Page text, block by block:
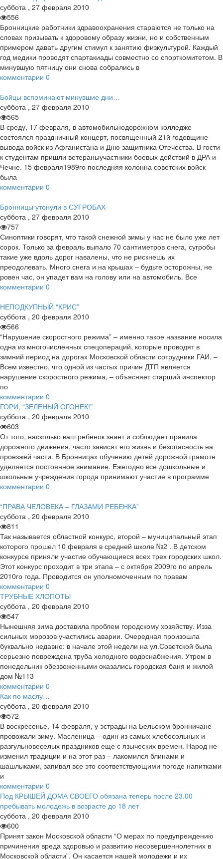
суббота , 27 февраля 2010
556
Бронницкие работники здравоохранения стараются не только на
словах призывать к здоровому образу жизни, но и собственным
примером давать другим стимул к занятию физкультурой. Каждый
год медики проводят спартакиады совместно со спорткомитетом. В
минувшую пятницу они снова собрались в
комментарии 0
Бойцы вспоминают минувшие дни…
суббота , 27 февраля 2010
565
В среду, 17 февраля, в автомобильнодорожном колледже
состоялся праздничный концерт, посвященный 21й годовщине
вывода войск из Афганистана и Дню защитника Отечества. В гости
к студентам пришли ветераныучастники боевых действий в ДРА и
Чечне. 15 февраля1989го последняя колонна советских войск
была
комментарии 0
Бронницы утонули в СУГРОБАХ
суббота , 27 февраля 2010
757
Синоптики говорят, что такой снежной зимы у нас не было уже лет
сорок. Только за февраль выпало 70 сантиметров снега, сугробы
такие уже вдоль дорог навалены, что не рискнешь их
преодолевать. Много снега и на крышах – будьте осторожны, не
ровен час, он упадет вам на голову или на автомобиль. Все
комментарии 0
НЕПОДКУПНЫЙ “КРИС”
суббота , 20 февраля 2010
566
“Нарушение скоростного режима” – именно такое название носила
одна из многочисленных спецопераций, которые проводят в
зимний период на дорогах Московской области сотрудники ГАИ. –
Всем известно, что одной из частых причин ДТП является
нарушение скоростного режима, – объясняет старший инспектор
по
комментарии 0
ГОРИ, “ЗЕЛЕНЫЙ ОГОНЕК!”
суббота , 20 февраля 2010
603
От того, насколько ваш ребенок знает и соблюдает правила
дорожного движения, часто зависят его жизнь и безопасность на
проезжей части. В Бронницах обучению детей дорожной грамоте
уделяется постоянное внимание. Ежегодно все дошкольные и
школьные учреждения города принимают участие в программе
комментарии 0
“ПРАВА ЧЕЛОВЕКА – ГЛАЗАМИ РЕБЕНКА”
суббота , 20 февраля 2010
811
Так называется областной конкурс, второй – муниципальный этап
которого прошел 10 февраля в средней школе №2 . В детском
конкурсе приняли участие обучающиеся всех трех городских школ.
Этот конкурс проходит в три этапа – с октября 2009го по апрель
2010го года. Проводится он уполномоченным по правам
комментарии 0
ТРУБНЫЕ ХЛОПОТЫ
суббота , 20 февраля 2010
547
Нынешняя зима доставила проблем городскому хозяйству. Изза
сильных морозов участились аварии. Очередная произошла
буквально недавно: в начале этой недели на ул.Советской была
серьезно повреждена труба холодного водоснабжения. Утром в
понедельник обезвоженными оказались городская баня и жилой
дом №113
комментарии 0
Как по маслу…
суббота , 20 февраля 2010
572
В воскресенье, 14 февраля, у эстрады на Бельском бронничане
провожали зиму. Масленица – один из самых хлебосольных и
разгульновеселых праздников еще с языческих времен. Народ не
изменил традиции и на этот раз – лакомился блинами и
шашлыками, запивал все это соответствующими погоде напитками
и
комментарии 0
Под КРЫШЕЙ ДОМА СВОЕГО обязана теперь после 23.00
пребывать молодежь в возрасте до 18 лет
суббота , 20 февраля 2010
600
Принят закон Московской области “О мерах по предупреждению
причинения вреда здоровью и развитию несовершеннолетних в
Московской области”. Он касается нашей молодежи и их